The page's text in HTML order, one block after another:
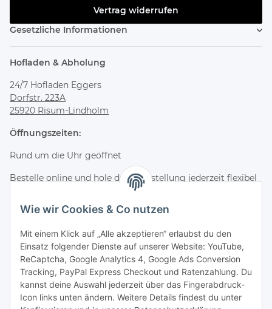
Wie wir Cookies & Co nutzen
Mit einem Klick auf „Alle akzeptieren“ erlaubst du den
Einsatz folgender Dienste auf unserer Website: YouTube,
ReCaptcha, Google Analytics 4, Google Ads Conversion
Tracking, PayPal Express Checkout und Ratenzahlung. Du
kannst deine Auswahl jederzeit über das Fingerabdruck-
Icon links unten ändern. Weitere Details findest du unter
Vertrag widerrufen
Gesetzliche Informationen
Hofladen & Abholung
24/7 Hofladen Eggers
Dorfstr. 223A
25920 Risum-Lindholm
Öffnungszeiten:
Rund um die Uhr geöffnet
Bestelle online und hole deine Bestellung jederzeit flexibel
Kontakt & Service
Telefon
+49 (0) 4661 2875
E-Mail
info@wagyuzucht-nordfriesland.de
Folge uns